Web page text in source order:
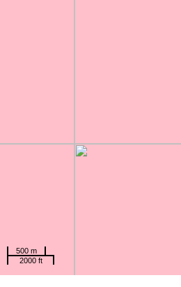
500 m
2000 ft